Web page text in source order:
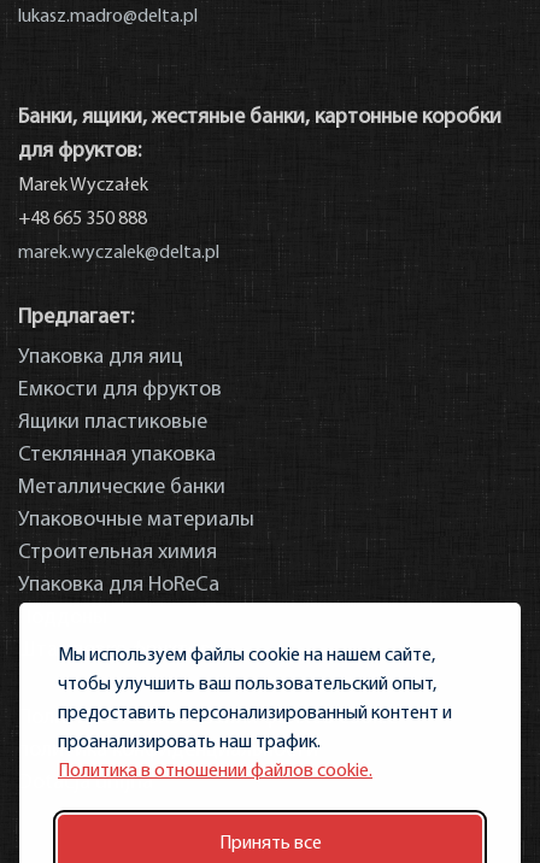
Мы используем файлы cookie на нашем сайте,
чтобы улучшить ваш пользовательский опыт,
предоставить персонализированный контент и
проанализировать наш трафик.
Политика в отношении файлов cookie.
Принять все
lukasz.madro@delta.pl
Банки, ящики, жестяные банки, картонные коробки
для фруктов:
Marek Wyczałek
+48 665 350 888
marek.wyczalek@delta.pl
Предлагает:
Упаковка для яиц
Емкости для фруктов
Ящики пластиковые
Стеклянная упаковка
Металлические банки
Упаковочные материалы
Строительная химия
Упаковка для HoReCa
Штамповка фруктов
Политика использования файлов cookie
политика конфиденциальности
Dotacja unijna